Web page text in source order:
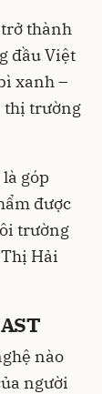
trở thành
đầu Việt
xanh –
thị trường
góp
được
trường
Hải
nào
người